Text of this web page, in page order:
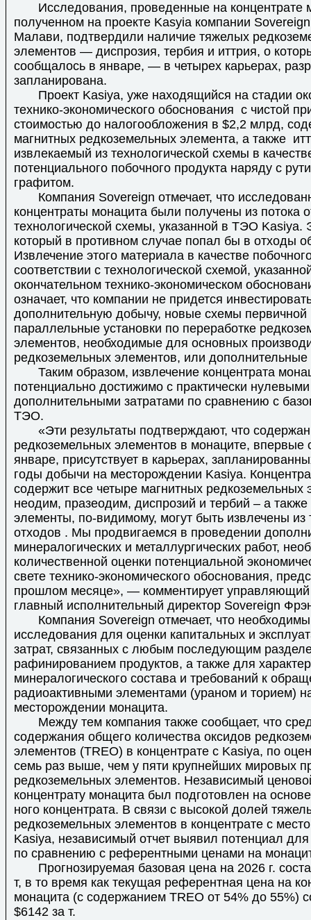
Исследования, проведенные на концентрате
полученном на проекте Kasyia компании
Малави, подтвердили наличие тяжелых
элементов — диспрозия, тербия и иттрия, о
сообщалось в январе, — в четырех карьерах,
запланирована.
Проект Kasiya, уже находящийся на стадии
технико-экономического обоснования с чистой
стоимостью до налогообложения в $2,2 млрд,
магнитных редкоземельных элемента, а также
извлекаемый из технологической схемы в
потенциального побочного продукта наряду с
графитом.
Компания Sovereign отмечает, что
концентраты монацита были получены из потока
технологической схемы, указанной в ТЭО Kasiya.
который в противном случае попал бы в отходы
Извлечение этого материала в качестве
соответствии с технологической схемой,
окончательном технико-экономическом
означает, что компании не придется
дополнительную добычу, новые схемы первичной
параллельные установки по переработке
элементов, необходимые для основных
редкоземельных элементов, или дополнительные
Таким образом, извлечение концентрата
потенциально достижимо с практически нулевыми
дополнительными затратами по сравнению с
ТЭО.
«Эти результаты подтверждают, что
редкоземельных элементов в монаците, впервые
январе, присутствует в карьерах,
годы добычи на месторождении Kasiya.
содержит все четыре магнитных редкоземельных
неодим, празеодим, диспрозий и тербий – а также
элементы, по-видимому, могут быть извлечены из
отходов . Мы продвигаемся в проведении
минералогических и металлургических работ,
количественной оценки потенциальной
свете технико-экономического обоснования,
прошлом месяце», — комментирует управляющий
главный исполнительный директор Sovereign
Компания Sovereign отмечает, что
исследования для оценки капитальных и
затрат, связанных с любым последующим
рафинированием продуктов, а также для
минералогического состава и требований к
радиоактивными элементами (ураном и торием)
месторождении монацита.
Между тем компания также сообщает, что
содержания общего количества оксидов
элементов (TREO) в концентрате с Kasiya, по
семь раз выше, чем у пяти крупнейших мировых
редкоземельных элементов. Независимый
концентрату монацита был подготовлен на
ного концентрата. В связи с высокой долей
редкоземельных элементов в концентрате с
Kasiya, независимый отчет выявил потенциал
по сравнению с референтными ценами на
Прогнозируемая базовая цена на 2026 г.
т, в то время как текущая референтная цена на
монацита (с содержанием TREO от 54% до 55%)
$6142 за т.